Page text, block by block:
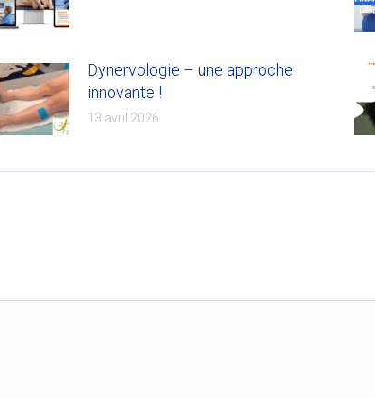
Dynervologie – une approche
innovante !
13 avril 2026